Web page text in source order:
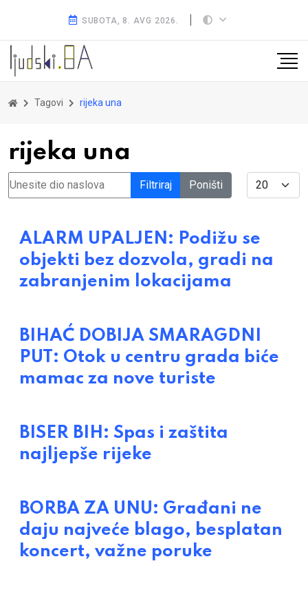
SUBOTA, 8. AVG 2026.
Tagovi rijeka una
rijeka una
Unesite dio naslova Filtriraj Poništi Display #
ALARM UPALJEN: Podižu se
objekti bez dozvola, gradi na
zabranjenim lokacijama
BIHAĆ DOBIJA SMARAGDNI
PUT: Otok u centru grada biće
mamac za nove turiste
BISER BIH: Spas i zaštita
najljepše rijeke
BORBA ZA UNU: Građani ne
daju najveće blago, besplatan
koncert, važne poruke